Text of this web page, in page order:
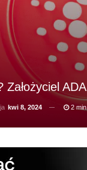
kwi 8, 2024 2 min